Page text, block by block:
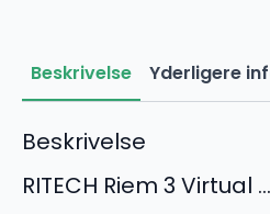
6.0"
Black
antal
Beskrivelse Yderligere
Beskrivelse
RITECH Riem 3 Virtual